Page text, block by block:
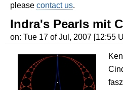
please contact us.
Indra's Pearls mit
on: Tue 17 of Jul, 2007 [12:55